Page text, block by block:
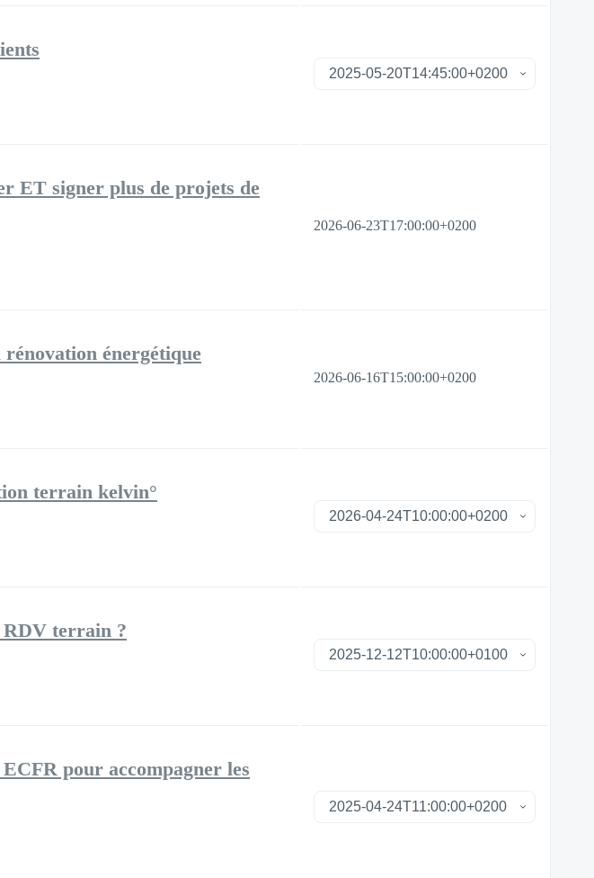
ET signer plus de projets de
2026-06-23T17:00:00+0200
énergétique
2026-06-16T15:00:00+0200
terrain kelvin°
RDV terrain ?
pour accompagner les